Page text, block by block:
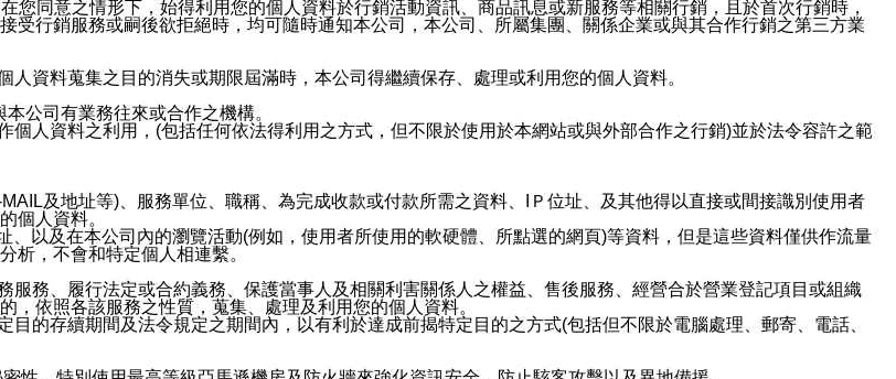
同意之情形下，始得利用您的個人資料於行銷活動資訊、商品訊息或新服務等相關行銷，且於首次行銷時，
受行銷服務或嗣後欲拒絕時，均可隨時通知本公司，本公司、所屬集團、關係企業或與其合作行銷之第三方業
資料蒐集之目的消失或期限屆滿時，本公司得繼續保存、處理或利用您的個人資料。
公司有業務往來或合作之機構。
人資料之利用，(包括任何依法得利用之方式，但不限於使用於本網站或與外部合作之行銷)並於法令容許之範
及地址等)、服務單位、職稱、為完成收款或付款所需之資料、IＰ位址、及其他得以直接或間接識別使用者
個人資料。
以及在本公司內的瀏覽活動(例如，使用者所使用的軟硬體、所點選的網頁)等資料，但是這些資料僅供作流量
析，不會和特定個人相連繫。
務、履行法定或合約義務、保護當事人及相關利害關係人之權益、售後服務、經營合於營業登記項目或組織
依照各該服務之性質，蒐集、處理及利用您的個人資料。
的存續期間及法令規定之期間內，以有利於達成前揭特定目的之方式(包括但不限於電腦處理、郵寄、電話、